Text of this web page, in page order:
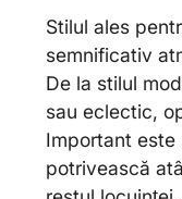
Stilul ales
semnificativ
De la stilul
sau eclectic,
Important este
potrivească